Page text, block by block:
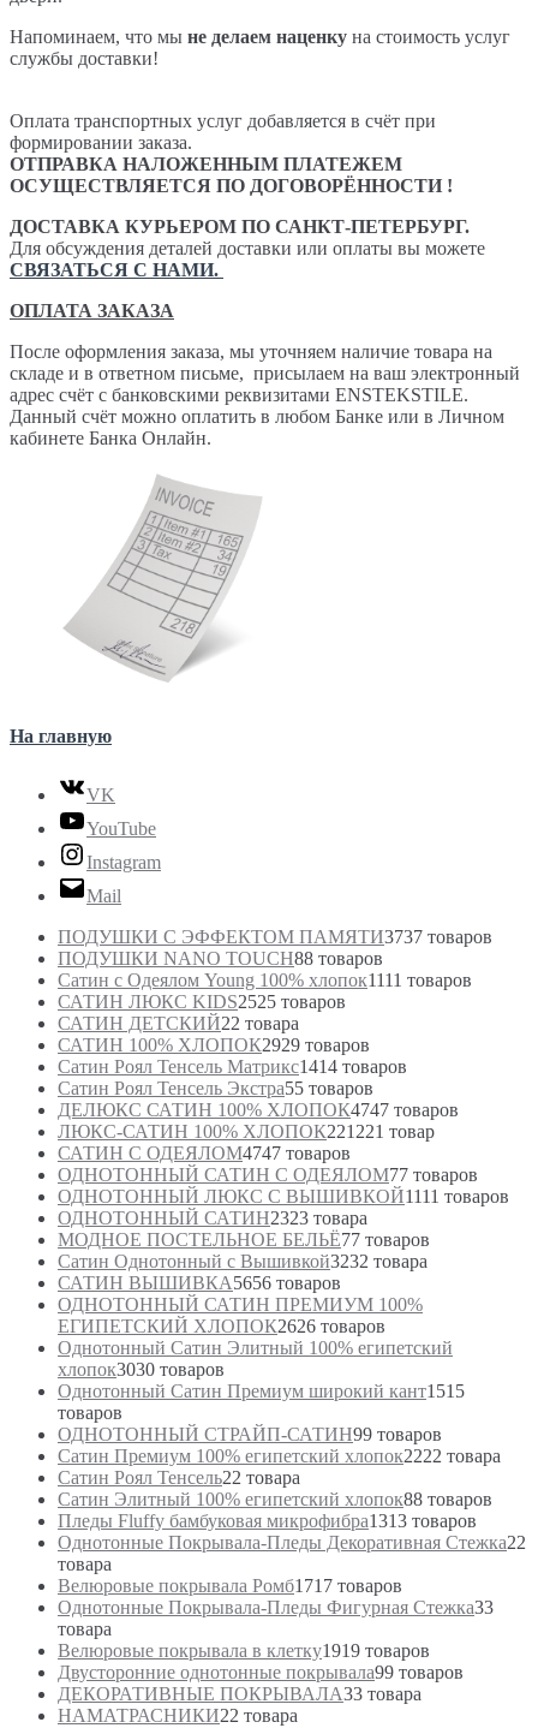
Напоминаем, что мы не делаем наценку на стоимость услуг
службы доставки!
Оплата транспортных услуг добавляется в счёт при
формировании заказа.
ОТПРАВКА НАЛОЖЕННЫМ ПЛАТЕЖЕМ
ОСУЩЕСТВЛЯЕТСЯ ПО ДОГОВОРЁННОСТИ !
ДОСТАВКА КУРЬЕРОМ ПО САНКТ-ПЕТЕРБУРГ.
Для обсуждения деталей доставки или оплаты вы можете
СВЯЗАТЬСЯ С НАМИ.
ОПЛАТА ЗАКАЗА
После оформления заказа, мы уточняем наличие товара на
складе и в ответном письме, присылаем на ваш электронный
адрес счёт с банковскими реквизитами ENSTEKSTILE.
Данный счёт можно оплатить в любом Банке или в Личном
кабинете Банка Онлайн.
На главную
VK
YouTube
Instagram
Mail
ПОДУШКИ С ЭФФЕКТОМ ПАМЯТИ3737 товаров
ПОДУШКИ NANO TOUCH88 товаров
Сатин с Одеялом Young 100% хлопок1111 товаров
САТИН ЛЮКС KIDS2525 товаров
САТИН ДЕТСКИЙ22 товара
САТИН 100% ХЛОПОК2929 товаров
Сатин Роял Тенсель Матрикс1414 товаров
Сатин Роял Тенсель Экстра55 товаров
ДЕЛЮКС САТИН 100% ХЛОПОК4747 товаров
ЛЮКС-САТИН 100% ХЛОПОК221221 товар
САТИН С ОДЕЯЛОМ4747 товаров
ОДНОТОННЫЙ САТИН С ОДЕЯЛОМ77 товаров
ОДНОТОННЫЙ ЛЮКС С ВЫШИВКОЙ1111 товаров
ОДНОТОННЫЙ САТИН2323 товара
МОДНОЕ ПОСТЕЛЬНОЕ БЕЛЬЁ77 товаров
Сатин Однотонный с Вышивкой3232 товара
САТИН ВЫШИВКА5656 товаров
ОДНОТОННЫЙ САТИН ПРЕМИУМ 100%
ЕГИПЕТСКИЙ ХЛОПОК2626 товаров
Однотонный Сатин Элитный 100% египетский
хлопок3030 товаров
Однотонный Сатин Премиум широкий кант1515
товаров
ОДНОТОННЫЙ СТРАЙП-САТИН99 товаров
Сатин Премиум 100% египетский хлопок2222 товара
Сатин Роял Тенсель22 товара
Сатин Элитный 100% египетский хлопок88 товаров
Пледы Fluffy бамбуковая микрофибра1313 товаров
Однотонные Покрывала-Пледы Декоративная Стежка22
товара
Велюровые покрывала Ромб1717 товаров
Однотонные Покрывала-Пледы Фигурная Стежка33
товара
Велюровые покрывала в клетку1919 товаров
Двусторонние однотонные покрывала99 товаров
ДЕКОРАТИВНЫЕ ПОКРЫВАЛА33 товара
НАМАТРАСНИКИ22 товара